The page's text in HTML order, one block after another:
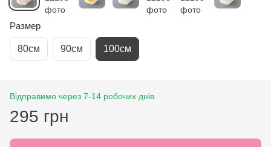
Размер
80см 90см 100см
Відправимо через 7-14 робочих днів
295 грн